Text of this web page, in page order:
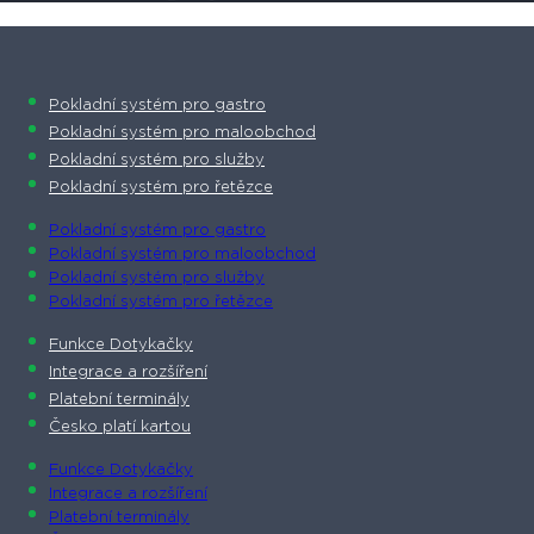
Pokladní systém pro gastro
Pokladní systém pro maloobchod
Pokladní systém pro služby
Pokladní systém pro řetězce
Pokladní systém pro gastro
Pokladní systém pro maloobchod
Pokladní systém pro služby
Pokladní systém pro řetězce
Funkce Dotykačky
Integrace a rozšíření
Platební terminály
Česko platí kartou
Funkce Dotykačky
Integrace a rozšíření
Platební terminály